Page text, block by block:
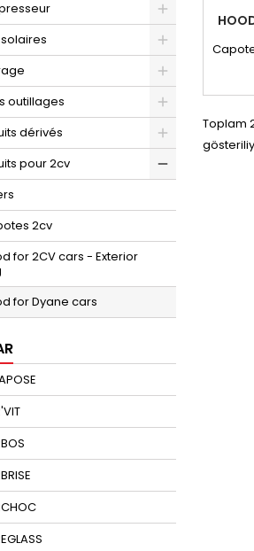
outillages
dérivés
pour 2cv
2cv
for 2CV cars - Exterior
for Dyane cars
Toplam